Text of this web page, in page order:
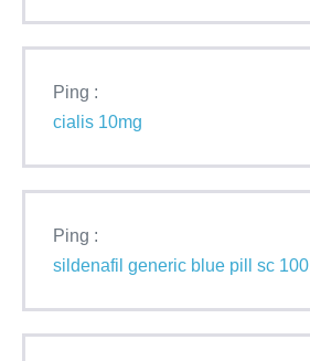
Ping :
cialis 10mg
Ping :
sildenafil generic blue pill sc 100